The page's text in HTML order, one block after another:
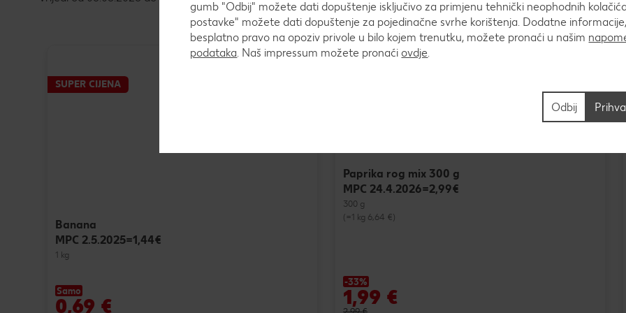
SUPER CIJENA
Banana
MPC 2.5.2025=1,44€
1 kg
Samo
0,69 €
Paprika rog mix 300 g
MPC 24.4.2026=2,99€
300 g
(=1 kg 6,64 €)
-33%
1,99 €
gumb "Odbij" možete dati dopuštenje isključivo za primjenu tehnički neophodnih
postavke" možete dati dopuštenje za pojedinačne svrhe korištenja. Dodatne
besplatno pravo na opoziv privole u bilo kojem trenutku, možete pronaći u našim
podataka. Naš impressum možete pronaći ovdje.
Odbij